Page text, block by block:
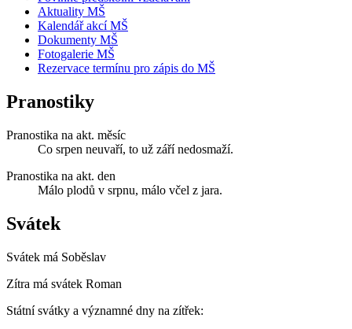
Aktuality MŠ
Kalendář akcí MŠ
Dokumenty MŠ
Fotogalerie MŠ
Rezervace termínu pro zápis do MŠ
Pranostiky
Pranostika na akt. měsíc
Co srpen neuvaří, to už září nedosmaží.
Pranostika na akt. den
Málo plodů v srpnu, málo včel z jara.
Svátek
Svátek má Soběslav
Zítra má svátek Roman
Státní svátky a významné dny na zítřek: